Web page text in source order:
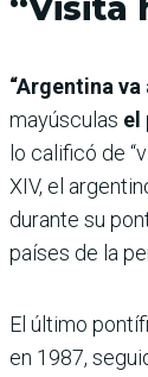
“Visita
“Argentina
mayúsculas el
lo calificó de
XIV, el
durante su
países de la
El último
en 1987,